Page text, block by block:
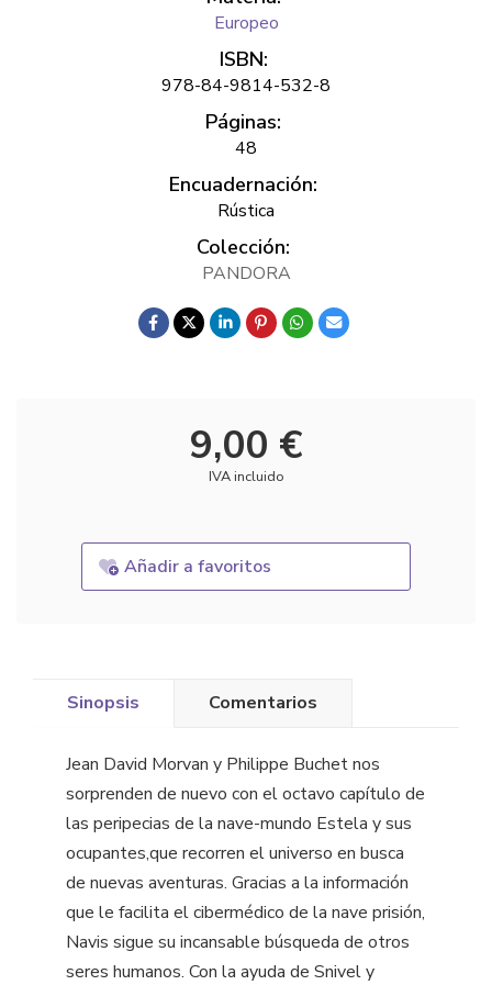
Europeo
ISBN:
978-84-9814-532-8
Páginas:
48
Encuadernación:
Rústica
Colección:
PANDORA
9,00 €
IVA incluido
Añadir a favoritos
Sinopsis Comentarios
Jean David Morvan y Philippe Buchet nos
sorprenden de nuevo con el octavo capítulo de
las peripecias de la nave-mundo Estela y sus
ocupantes,que recorren el universo en busca
de nuevas aventuras. Gracias a la información
que le facilita el cibermédico de la nave prisión,
Navis sigue su incansable búsqueda de otros
seres humanos. Con la ayuda de Snivel y